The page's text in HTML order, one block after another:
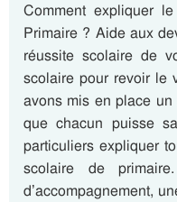
Comment expliquer
Primaire ? Aide aux
réussite scolaire de
scolaire pour revoir le
avons mis en place
que chacun puisse
particuliers expliquer
scolaire de
d’accompagnement,